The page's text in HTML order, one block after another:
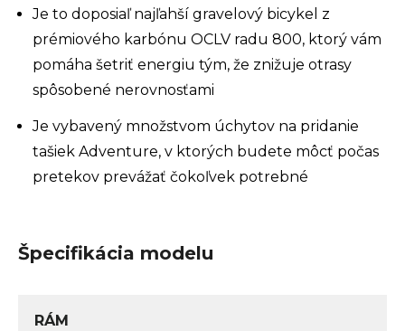
Je to doposiaľ najľahší gravelový bicykel z
prémiového karbónu OCLV radu 800, ktorý vám
pomáha šetriť energiu tým, že znižuje otrasy
spôsobené nerovnosťami
Je vybavený množstvom úchytov na pridanie
tašiek Adventure, v ktorých budete môcť počas
pretekov prevážať čokoľvek potrebné
Špecifikácia modelu
RÁM